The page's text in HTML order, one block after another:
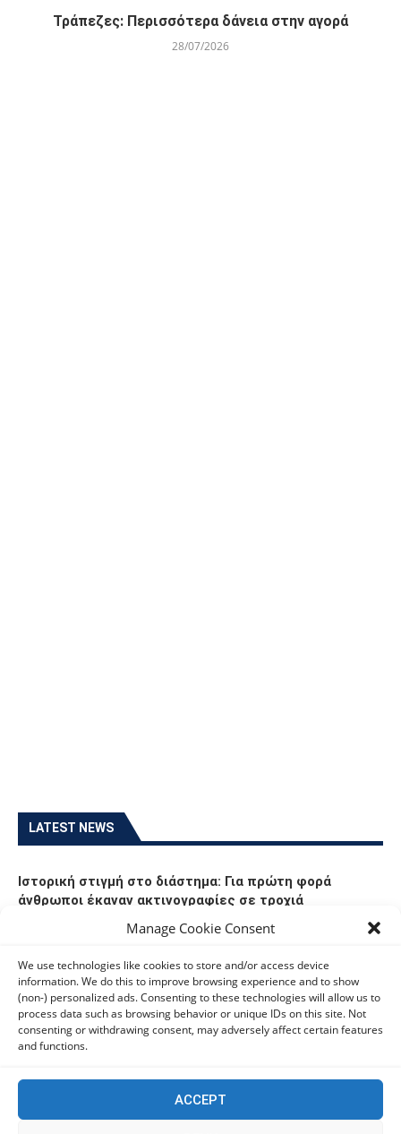
Manage Cookie Consent
We use technologies like cookies to store and/or access device
information. We do this to improve browsing experience and to show
(non-) personalized ads. Consenting to these technologies will allow us to
process data such as browsing behavior or unique IDs on this site. Not
consenting or withdrawing consent, may adversely affect certain features
and functions.
ACCEPT
Τράπεζες: Περισσότερα δάνεια στην αγορά
28/07/2026
LATEST NEWS
Ιστορική στιγμή στο διάστημα: Για πρώτη φορά
άνθρωποι έκαναν ακτινογραφίες σε τροχιά
Οι Ευρωπαίοι καταναλωτές φαίνεται να «αγκαλιάζουν»
τα νέα Samsung Galaxy Z Fold8
06/08/2026
κυβερνοαπειλές αλλά λαμβάνουν λιγότερα μέτρα